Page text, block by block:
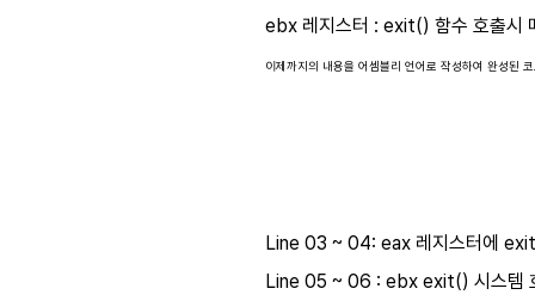
ebx 레지스터 : exit() 함수 호출시
이제까지의 내용을 어셈블리 언어로 작성하여 완성된
Line 03 ~ 04: eax 레지스터에
Line 05 ~ 06 : ebx exit() 시스템